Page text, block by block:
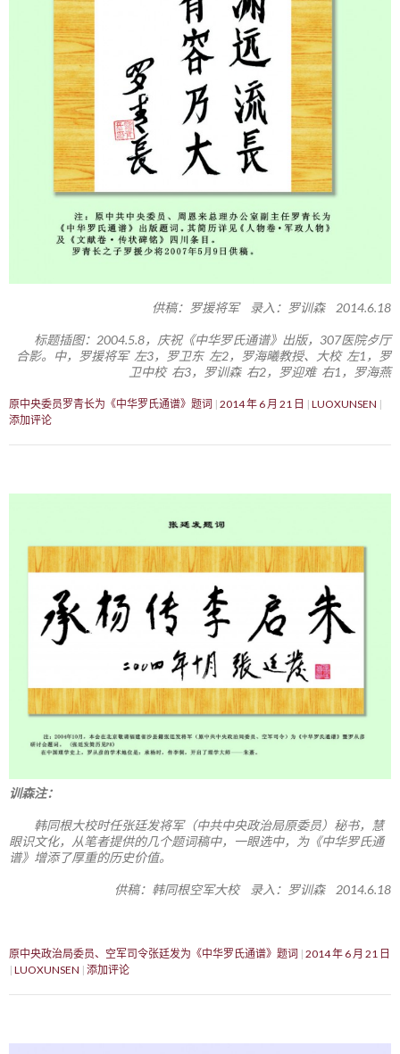
供稿：罗援将军 录入：罗训森 2014.6.18
标题插图：2004.5.8，庆祝《中华罗氏通谱》出版，307医院歺厅
合影。中，罗援将军 左3，罗卫东 左2，罗海曦教授、大校 左1，罗
卫中校 右3，罗训森 右2，罗迎难 右1，罗海燕
原中央委员罗青长为《中华罗氏通谱》题词 2014 年 6 月 21 日
LUOXUNSEN
添加评论
训森注：
韩同根大校时任张廷发将军（中共中央政治局原委员）秘书，慧
眼识文化，从笔者提供的几个题词稿中，一眼选中，为《中华罗氏通
谱》增添了厚重的历史价值。
供稿：韩同根空军大校 录入：罗训森 2014.6.18
原中央政治局委员、空军司令张廷发为《中华罗氏通谱》题词 2014 年 6 月 21 日
LUOXUNSEN 添加评论